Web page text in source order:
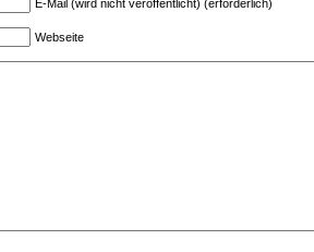
E-Mail (wird nicht veröffentlicht) (erforderlich)
Webseite